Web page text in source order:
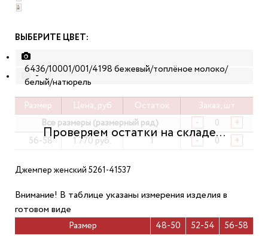
ВЫБЕРИТЕ ЦВЕТ:
6436/10001/001/4198 бежевый/топлёное молоко/
белый/натюрель
-
Размер Цена, руб Остаток
Заказ, шт
Все размеры (размерный ряд)
- +
56-58 1 770 руб. 1 - +
Джемпер женский 5261-41537
Внимание! В таблице указаны измерения изделия в
готовом виде
Размер 48-50 52-54
56-58